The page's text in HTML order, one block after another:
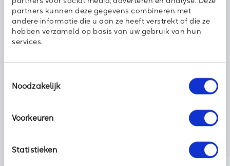
partners kunnen deze gegevens combineren met
andere informatie die u aan ze heeft verstrekt of die ze
hebben verzameld op basis van uw gebruik van hun
services.
Noodzakelijk
Voorkeuren
Statistieken
Deel dit bericht met uw netwerk: